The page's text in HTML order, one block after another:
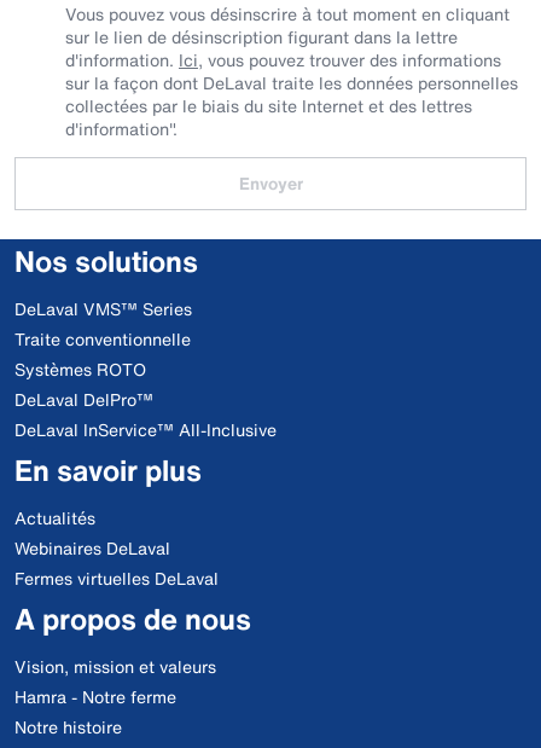
Vous pouvez vous désinscrire à tout moment en cliquant
sur le lien de désinscription figurant dans la lettre
d'information. Ici, vous pouvez trouver des informations
sur la façon dont DeLaval traite les données personnelles
collectées par le biais du site Internet et des lettres
d'information".
Envoyer
Nos solutions
DeLaval VMS™ Series
Traite conventionnelle
Systèmes ROTO
DeLaval DelPro™
DeLaval InService™ All-Inclusive
En savoir plus
Actualités
Webinaires DeLaval
Fermes virtuelles DeLaval
A propos de nous
Vision, mission et valeurs
Hamra - Notre ferme
Notre histoire